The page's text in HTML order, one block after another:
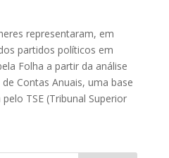
representaram, em
partidos políticos em
Folha a partir da análise
Contas Anuais, uma base
TSE (Tribunal Superior